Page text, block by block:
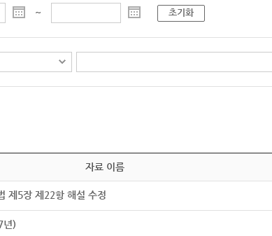
~ 초기화
자료 이름
제5장 제22항 해설 수정
년)